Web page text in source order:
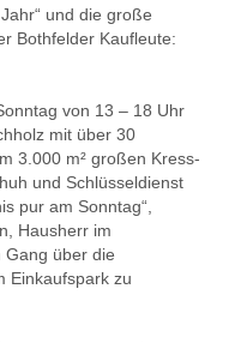
und die große
Bothfelder Kaufleute:
von 13 – 18 Uhr
mit über 30
3.000 m² großen Kress-
und Schlüsseldienst
pur am Sonntag“,
Hausherr im
Gang über die
Einkaufspark zu